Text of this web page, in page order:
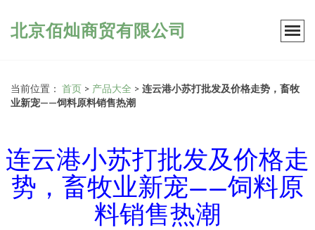
北京佰灿商贸有限公司
当前位置： 首页 > 产品大全 > 连云港小苏打批发及价格走势，畜牧
业新宠——饲料原料销售热潮
连云港小苏打批发及价格走
势，畜牧业新宠——饲料原
料销售热潮